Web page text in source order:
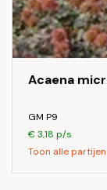
Acaena
GM P9
€ 3,18 p/s
Toon alle partijen